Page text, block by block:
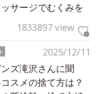
サージでむくみを
1833897 view
2025/12/11
ズ滝沢さんに聞
スメの捨て方は？